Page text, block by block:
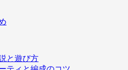
と遊び方